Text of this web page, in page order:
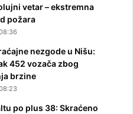
vetar – ekstremna
požara
nezgode u Nišu:
452 vozača zbog
brzine
po plus 38: Skraćeno